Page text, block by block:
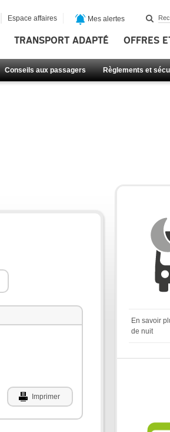
TRANSPORT ADAPTÉ OFFRES
Conseils aux passagers Règlements et
Espace affaires Mes alertes
Imprimer
En savoir
de nuit